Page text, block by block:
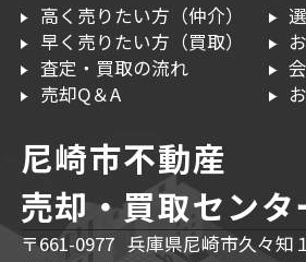
高く売りたい方（仲介）
早く売りたい方（買取）
査定・買取の流れ
売却Q＆A
尼崎市不動産
売却・買取センタ
〒661-0977 兵庫県尼崎市久々知